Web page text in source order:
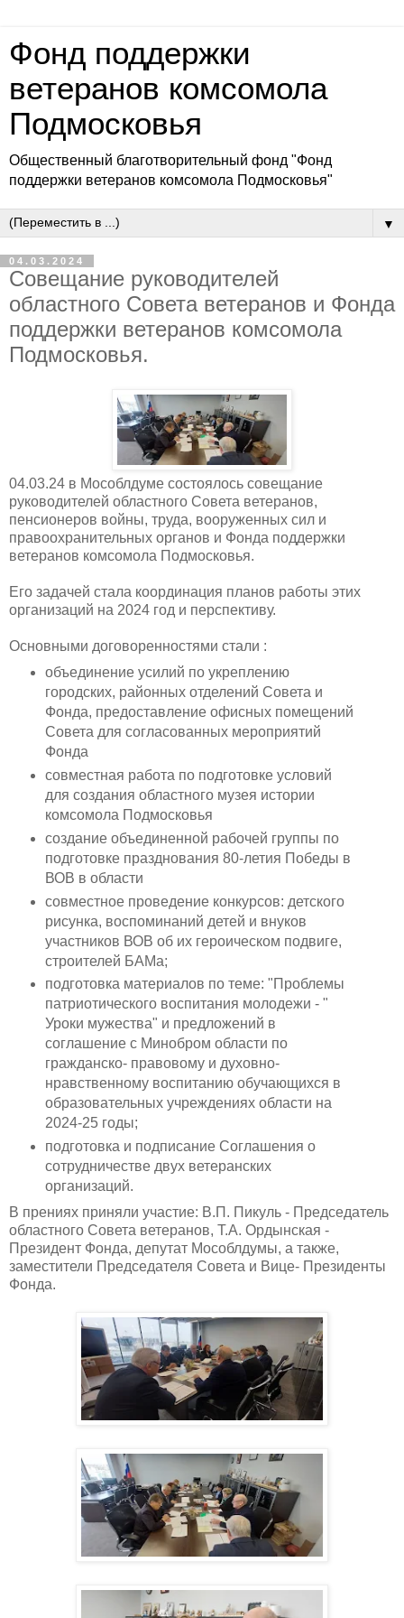
Фонд поддержки
ветеранов комсомола
Подмосковья
Общественный благотворительный фонд "Фонд
поддержки ветеранов комсомола Подмосковья"
▼
04.03.2024
Cовещание руководителей
областного Совета ветеранов и Фонда
поддержки ветеранов комсомола
Подмосковья.
04.03.24 в Мособлдуме состоялось совещание
руководителей областного Совета ветеранов,
пенсионеров войны, труда, вооруженных сил и
правоохранительных органов и Фонда поддержки
ветеранов комсомола Подмосковья.
Его задачей стала координация планов работы этих
организаций на 2024 год и перспективу.
Основными договоренностями стали :
объединение усилий по укреплению
городских, районных отделений Совета и
Фонда, предоставление офисных помещений
Совета для согласованных мероприятий
Фонда
совместная работа по подготовке условий
для создания областного музея истории
комсомола Подмосковья
создание объединенной рабочей группы по
подготовке празднования 80-летия Победы в
ВОВ в области
совместное проведение конкурсов: детского
рисунка, воспоминаний детей и внуков
участников ВОВ об их героическом подвиге,
строителей БАМа;
подготовка материалов по теме: "Проблемы
патриотического воспитания молодежи - "
Уроки мужества" и предложений в
соглашение с Минобром области по
гражданско- правовому и духовно-
нравственному воспитанию обучающихся в
образовательных учреждениях области на
2024-25 годы;
подготовка и подписание Соглашения о
сотрудничестве двух ветеранских
организаций.
В прениях приняли участие: В.П. Пикуль - Председатель
областного Совета ветеранов, Т.А. Ордынская -
Президент Фонда, депутат Мособлдумы, а также,
заместители Председателя Совета и Вице- Президенты
Фонда.